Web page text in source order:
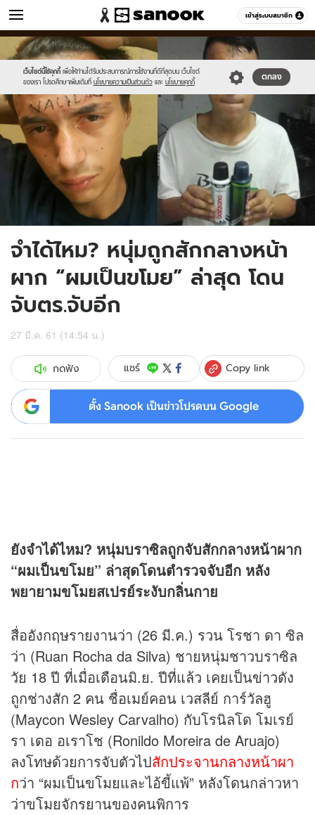
เข้าสู่ระบบสมาชิก
ข่าว หมวดอื่นๆ
เว็บไซต์นี้ใช้คุกกี้ เพื่อให้ท่านได้รับประสบการณ์การใช้งานที่ดีที่สุดบน เว็บไซต์
ของเรา โปรดศึกษาเพิ่มเติมที่ นโยบายความเป็นส่วนตัว และ นโยบายคุกกี้
ตกลง
Sanook
//s.isanook.com/sr/0/images/logo-
new-
sanook.png
600
60
//s.isanook.com/ns/0/ud/1167/5836414/5.jpg
จำได้ไหม? หนุ่มถูกสักกลางหน้า
ผาก “ผมเป็นขโมย” ล่าสุด โดน
จับตร.จับอีก
27 มี.ค. 61 (14:54 น.)
กดฟัง แชร์ Copy link
ตั้ง Sanook เป็นข่าวโปรดบน Google
ยังจำได้ไหม? หนุ่มบราซิลถูกจับสักกลางหน้าผาก
“ผมเป็นขโมย” ล่าสุดโดนตำรวจจับอีก หลัง
พยายามขโมยสเปรย์ระงับกลิ่นกาย
สื่ออังกฤษรายงานว่า (26 มี.ค.) รวน โรชา ดา ซิล
ว่า (Ruan Rocha da Silva) ชายหนุ่มชาวบราซิล
วัย 18 ปี ที่เมื่อเดือนมิ.ย. ปีที่แล้ว เคยเป็นข่าวดัง
ถูกช่างสัก 2 คน ชื่อเมย์คอน เวสลีย์ การ์วัลฮู
(Maycon Wesley Carvalho) กับโรนิลโด โมเรย์
รา เดอ อเราโช (Ronildo Moreira de Aruajo)
ลงโทษด้วยการจับตัวไปสักประจานกลางหน้าผา
กว่า “ผมเป็นขโมยและไอ้ขี้แพ้” หลังโดนกล่าวหา
ว่าขโมยจักรยานของคนพิการ